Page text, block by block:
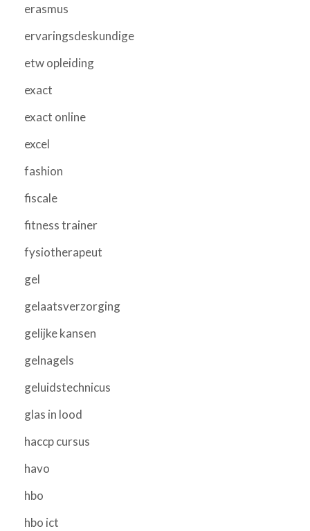
erasmus
ervaringsdeskundige
etw opleiding
exact
exact online
excel
fashion
fiscale
fitness trainer
fysiotherapeut
gel
gelaatsverzorging
gelijke kansen
gelnagels
geluidstechnicus
glas in lood
haccp cursus
havo
hbo
hbo ict